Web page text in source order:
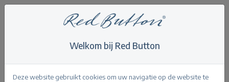
Kate Short Colour
Terug
Welkom bij Red Button
Deze website gebruikt cookies om uw navigatie op de website te